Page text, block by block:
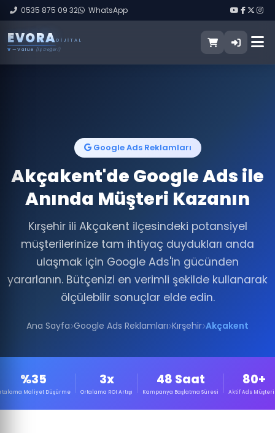
0535 875 09 32 WhatsApp
EVORA DIJITAL
V — Value (İş Değeri)
Google Ads Reklamları
Akçakent'de Google Ads ile
Anında Müşteri Kazanın
Kırşehir ili Akçakent ilçesindeki potansiyel
müşterilerinize tam ihtiyaç duydukları anda
ulaşmak için Google Ads'in gücünden
yararlanın. Bütçenizi en verimli şekilde kullanarak
ölçülebilir sonuçlar elde edin.
Ana Sayfa Google Ads Reklamları Kırşehir Akçakent
%35
Maliyet Düşürme
3x
Ortalama ROI Artışı
48 Saat
Kampanya Başlatma Süresi
80+
Aktif Ads